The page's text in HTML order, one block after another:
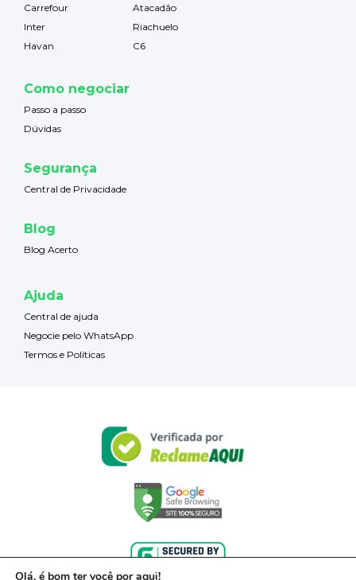
Carrefour
Atacadão
Inter
Riachuelo
Havan
C6
Como negociar
Passo a passo
Dúvidas
Segurança
Central de Privacidade
Blog
Blog Acerto
Ajuda
Central de ajuda
Negocie pelo WhatsApp
Termos e Políticas
Olá, é bom ter você por aqui!